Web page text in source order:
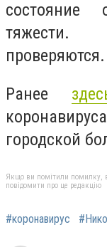
состояние
тяжести.
проверяются.
Ранее
городской
Якщо ви помітили помилку,
повідомити про це редакцію
#коронавирус